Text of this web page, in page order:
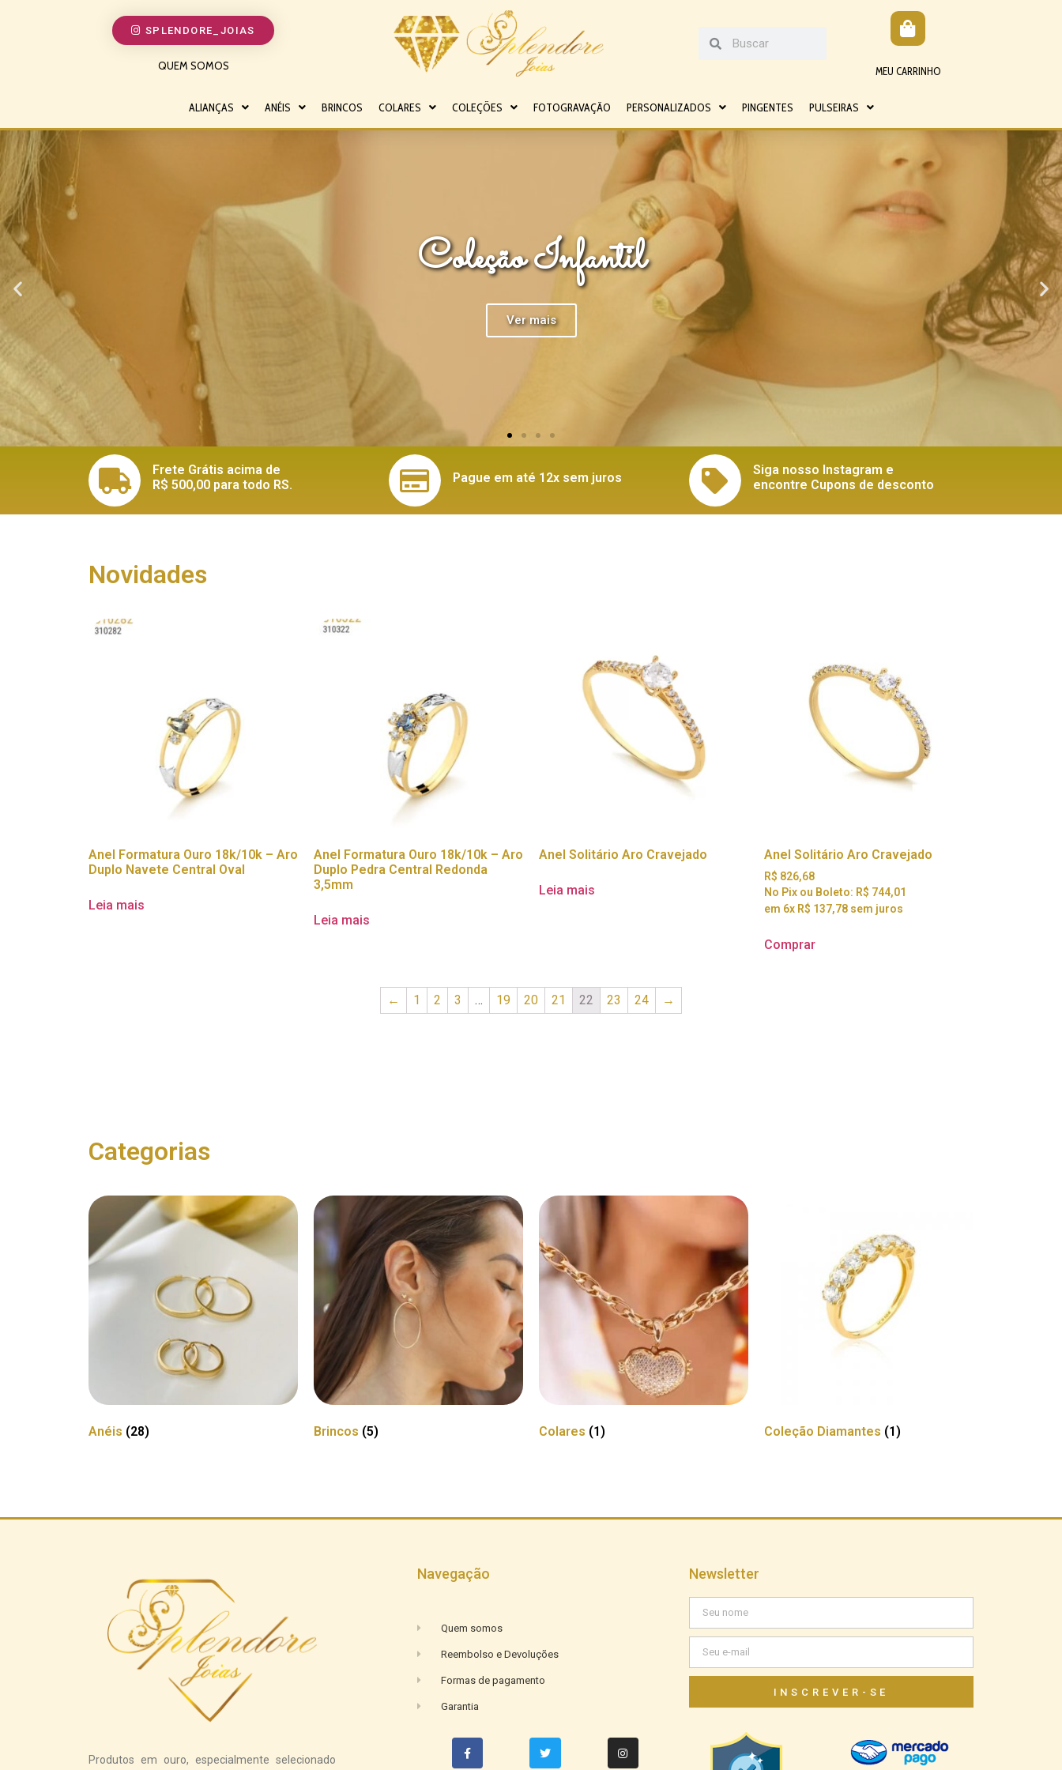
SPLENDORE_JOIAS
QUEM SOMOS MEU CARRINHO
ALIANÇAS ANÉIS BRINCOS COLARES COLEÇÕES FOTOGRAVAÇÃO PERSONALIZADOS PINGENTES PULSEIRAS
Frete Grátis acima de
R$ 500,00 para todo RS.
Pague em até 12x sem juros
Siga nosso Instagram e
encontre Cupons de desconto
Novidades
Anel Formatura Ouro 18k/10k – Aro
Duplo Navete Central Oval
Leia mais
Anel Formatura Ouro 18k/10k – Aro
Duplo Pedra Central Redonda
3,5mm
Leia mais
Anel Solitário Aro Cravejado
Leia mais
Anel Solitário Aro Cravejado
R$ 826,68
No Pix ou Boleto: R$ 744,01
em 6x R$ 137,78 sem juros
Comprar
← 1 2 3 … 19 20 21 22 23 24 →
Categorias
Anéis (28) Brincos (5) Colares (1) Coleção Diamantes (1)
Produtos em ouro, especialmente selecionado
Navegação
Quem somos
Reembolso e Devoluções
Formas de pagamento
Garantia
Newsletter
INSCREVER-SE